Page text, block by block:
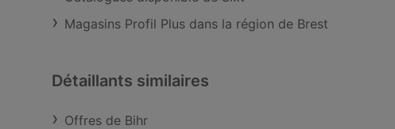
Magasins Profil Plus dans la région de Brest
Détaillants similaires
Offres de Bihr